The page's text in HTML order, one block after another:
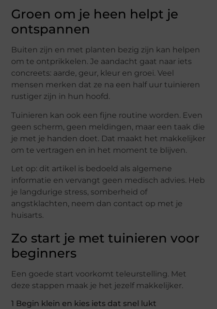
Groen om je heen helpt je
ontspannen
Buiten zijn en met planten bezig zijn kan helpen
om te ontprikkelen. Je aandacht gaat naar iets
concreets: aarde, geur, kleur en groei. Veel
mensen merken dat ze na een half uur tuinieren
rustiger zijn in hun hoofd.
Tuinieren kan ook een fijne routine worden. Even
geen scherm, geen meldingen, maar een taak die
je met je handen doet. Dat maakt het makkelijker
om te vertragen en in het moment te blijven.
Let op: dit artikel is bedoeld als algemene
informatie en vervangt geen medisch advies. Heb
je langdurige stress, somberheid of
angstklachten, neem dan contact op met je
huisarts.
Zo start je met tuinieren voor
beginners
Een goede start voorkomt teleurstelling. Met
deze stappen maak je het jezelf makkelijker.
1 Begin klein en kies iets dat snel lukt